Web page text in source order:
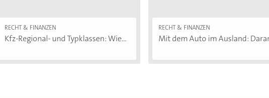
RECHT & FINANZEN
Kfz-Regional- und Typklassen: Wie...
RECHT & FINANZEN
Mit dem Auto im Ausland: